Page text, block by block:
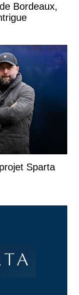
Bordeaux,
Sparta